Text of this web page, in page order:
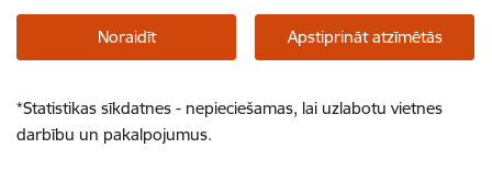
Noraidīt Apstiprināt atzīmētās
*Statistikas sīkdatnes - nepieciešamas, lai uzlabotu vietnes
darbību un pakalpojumus.